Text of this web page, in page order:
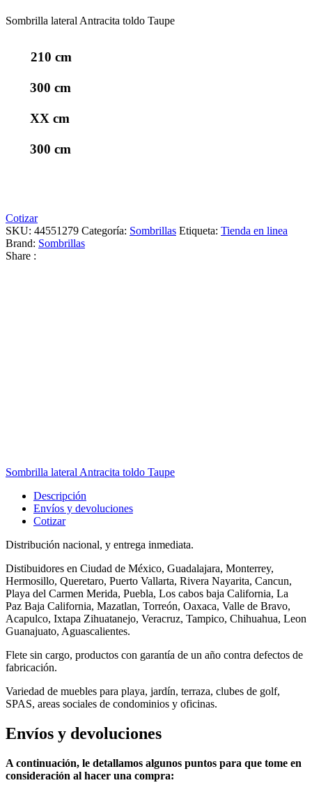
Sombrilla lateral Antracita toldo Taupe
210 cm
300 cm
XX cm
300 cm
Cotizar
SKU: 44551279 Categoría: Sombrillas Etiqueta: Tienda en linea
Brand: Sombrillas
Share :
Sombrilla lateral Antracita toldo Taupe
Descripción
Envíos y devoluciones
Cotizar
Distribución nacional, y entrega inmediata.
Distibuidores en Ciudad de México, Guadalajara, Monterrey,
Hermosillo, Queretaro, Puerto Vallarta, Rivera Nayarita, Cancun,
Playa del Carmen Merida, Puebla, Los cabos baja California, La
Paz Baja California, Mazatlan, Torreón, Oaxaca, Valle de Bravo,
Acapulco, Ixtapa Zihuatanejo, Veracruz, Tampico, Chihuahua, Leon
Guanajuato, Aguascalientes.
Flete sin cargo, productos con garantía de un año contra defectos de
fabricación.
Variedad de muebles para playa, jardín, terraza, clubes de golf,
SPAS, areas sociales de condominios y oficinas.
Envíos y devoluciones
A continuación, le detallamos algunos puntos para que tome en
consideración al hacer una compra: